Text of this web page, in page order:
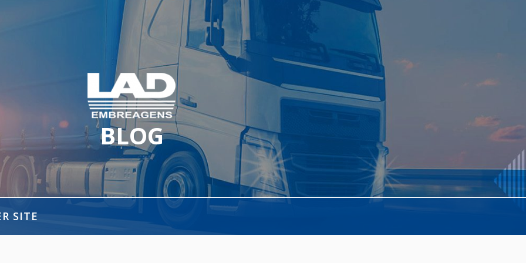
BLOG
de peças
SITE